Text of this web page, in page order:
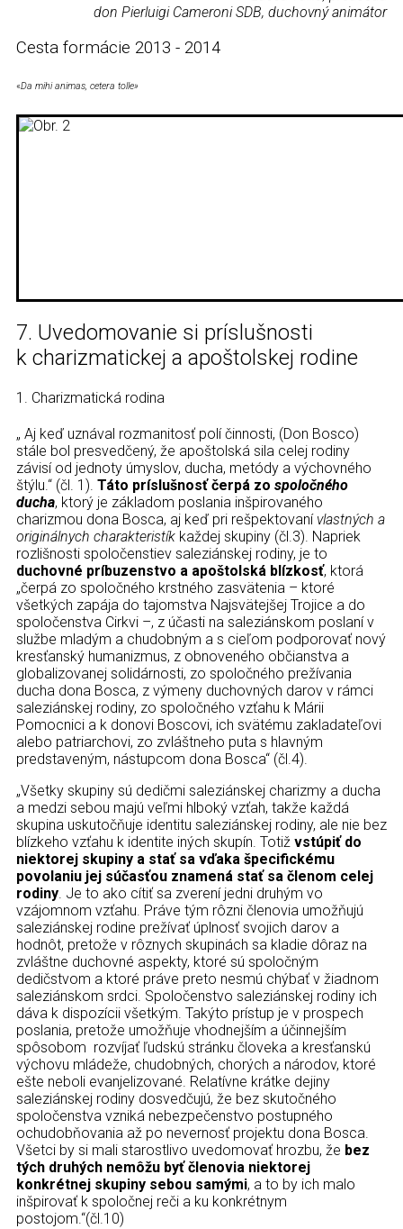
don Pierluigi Cameroni SDB, duchovný animátor
Cesta formácie 2013 - 2014
«Da mihi animas, cetera tolle»
7. Uvedomovanie si príslušnosti
k charizmatickej a apoštolskej rodine
1. Charizmatická rodina
„ Aj keď uznával rozmanitosť polí činnosti, (Don Bosco)
stále bol presvedčený, že apoštolská sila celej rodiny
závisí od jednoty úmyslov, ducha, metódy a výchovného
štýlu.“ (čl. 1). Táto príslušnosť čerpá zo spoločného
ducha, ktorý je základom poslania inšpirovaného
charizmou dona Bosca, aj keď pri rešpektovaní vlastných a
originálnych charakteristík každej skupiny (čl.3). Napriek
rozlišnosti spoločenstiev saleziánskej rodiny, je to
duchovné príbuzenstvo a apoštolská blízkosť, ktorá
„čerpá zo spoločného krstného zasvätenia – ktoré
všetkých zapája do tajomstva Najsvätejšej Trojice a do
spoločenstva Cirkvi –, z účasti na saleziánskom poslaní v
službe mladým a chudobným a s cieľom podporovať nový
kresťanský humanizmus, z obnoveného občianstva a
globalizovanej solidárnosti, zo spoločného prežívania
ducha dona Bosca, z výmeny duchovných darov v rámci
saleziánskej rodiny, zo spoločného vzťahu k Márii
Pomocnici a k donovi Boscovi, ich svätému zakladateľovi
alebo patriarchovi, zo zvláštneho puta s hlavným
predstaveným, nástupcom dona Bosca“ (čl.4).
„Všetky skupiny sú dedičmi saleziánskej charizmy a ducha
a medzi sebou majú veľmi hlboký vzťah, takže každá
skupina uskutočňuje identitu saleziánskej rodiny, ale nie bez
blízkeho vzťahu k identite iných skupín. Totiž vstúpiť do
niektorej skupiny a stať sa vďaka špecifickému
povolaniu jej súčasťou znamená stať sa členom celej
rodiny. Je to ako cítiť sa zverení jedni druhým vo
vzájomnom vzťahu. Práve tým rôzni členovia umožňujú
saleziánskej rodine prežívať úplnosť svojich darov a
hodnôt, pretože v rôznych skupinách sa kladie dôraz na
zvláštne duchovné aspekty, ktoré sú spoločným
dedičstvom a ktoré práve preto nesmú chýbať v žiadnom
saleziánskom srdci. Spoločenstvo saleziánskej rodiny ich
dáva k dispozícii všetkým. Takýto prístup je v prospech
poslania, pretože umožňuje vhodnejším a účinnejším
spôsobom rozvíjať ľudskú stránku človeka a kresťanskú
výchovu mládeže, chudobných, chorých a národov, ktoré
ešte neboli evanjelizované. Relatívne krátke dejiny
saleziánskej rodiny dosvedčujú, že bez skutočného
spoločenstva vzniká nebezpečenstvo postupného
ochudobňovania až po nevernosť projektu dona Bosca.
Všetci by si mali starostlivo uvedomovať hrozbu, že bez
tých druhých nemôžu byť členovia niektorej
konkrétnej skupiny sebou samými, a to by ich malo
inšpirovať k spoločnej reči a ku konkrétnym
postojom.“(čl.10)